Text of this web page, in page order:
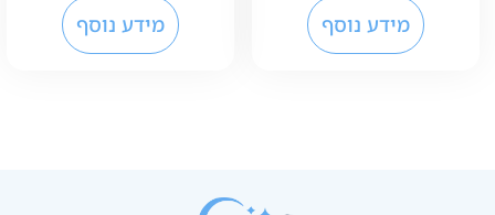
מידע נוסף מידע נוסף